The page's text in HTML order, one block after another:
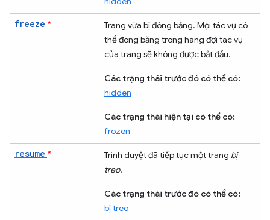
freeze * Trang vừa bị đóng băng. Mọi tác vụ có
thể đóng băng trong hàng đợi tác vụ
của trang sẽ không được bắt đầu.
Các trạng thái trước đó có thể có:
hidden
Các trạng thái hiện tại có thể có:
frozen
resume * Trình duyệt đã tiếp tục một trang bị
treo.
Các trạng thái trước đó có thể có:
bị treo